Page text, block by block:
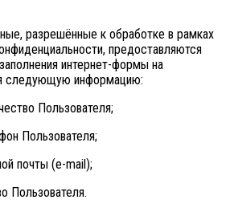
разрешённые к обработке в рамках
предоставляются
интернет-формы на
следующую информацию:
Пользователя;
Пользователя;
почты (e-mail);
Пользователя.